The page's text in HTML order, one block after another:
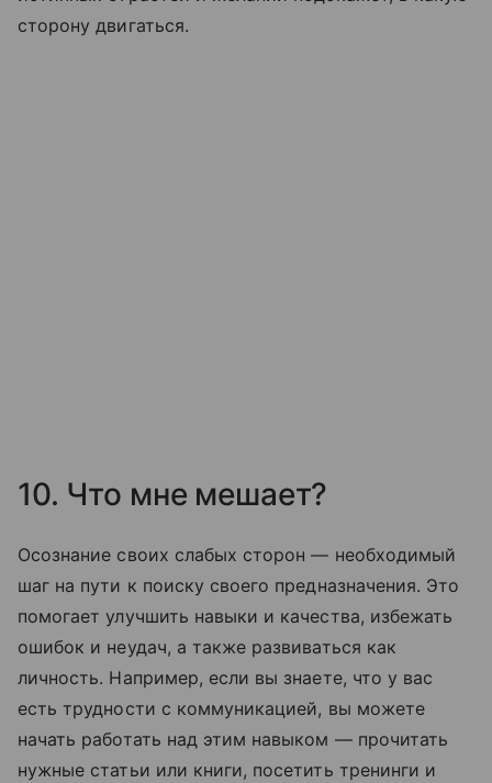
сторону двигаться.
10. Что мне мешает?
Осознание своих слабых сторон — необходимый
шаг на пути к поиску своего предназначения. Это
помогает улучшить навыки и качества, избежать
ошибок и неудач, а также развиваться как
личность. Например, если вы знаете, что у вас
есть трудности с коммуникацией, вы можете
начать работать над этим навыком — прочитать
нужные статьи или книги, посетить тренинги и